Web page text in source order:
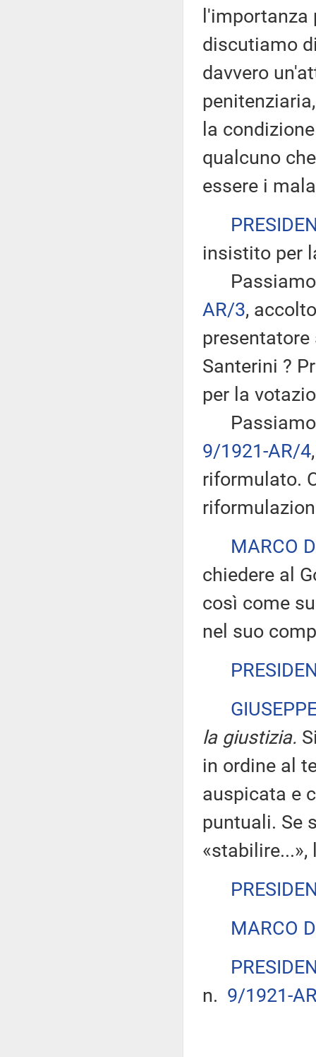
discutiamo
davvero
la
qualcuno
essere i
insistito per
Passiamo
AR/3,
Santerini ?
per la
Passiamo
9/1921-AR/4
riformulato.
MARCO
chiedere al
così come
nel suo
la giustizia.
in ordine al
auspicata e
puntuali. Se
MARCO
n. 9/1921-